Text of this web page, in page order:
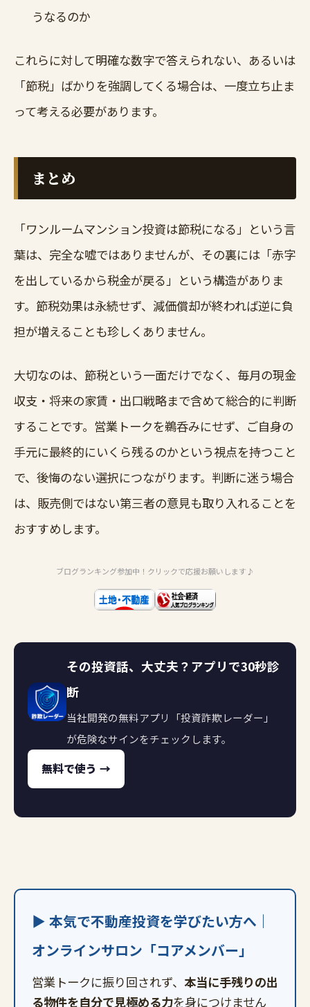
うなるのか
これらに対して明確な数字で答えられない、あるいは
「節税」ばかりを強調してくる場合は、一度立ち止ま
って考える必要があります。
まとめ
「ワンルームマンション投資は節税になる」という言
葉は、完全な嘘ではありませんが、その裏には「赤字
を出しているから税金が戻る」という構造がありま
す。節税効果は永続せず、減価償却が終われば逆に負
担が増えることも珍しくありません。
大切なのは、節税という一面だけでなく、毎月の現金
収支・将来の家賃・出口戦略まで含めて総合的に判断
することです。営業トークを鵜呑みにせず、ご自身の
手元に最終的にいくら残るのかという視点を持つこと
で、後悔のない選択につながります。判断に迷う場合
は、販売側ではない第三者の意見も取り入れることを
おすすめします。
ブログランキング参加中！クリックで応援お願いします♪
その投資話、大丈夫？アプリで30秒診
断
当社開発の無料アプリ「投資詐欺レーダー」
が危険なサインをチェックします。
無料で使う →
▶ 本気で不動産投資を学びたい方へ｜
オンラインサロン「コアメンバー」
営業トークに振り回されず、 本当に手残りの出
る物件を自分で見極める力を身につけません